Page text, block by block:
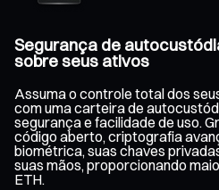
Segurança de
sobre seus ativos
Assuma o controle total dos
com uma carteira de
segurança e facilidade de uso.
código aberto, criptografia
biométrica, suas chaves
suas mãos, proporcionando
ETH.